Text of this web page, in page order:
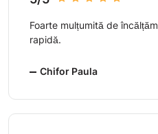
Foarte mulțumită de
rapidă.
Chifor Paula